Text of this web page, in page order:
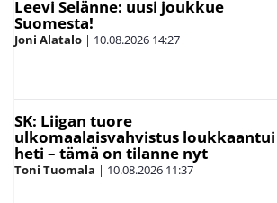
Leevi Selänne: uusi joukkue
Suomesta!
Joni Alatalo | 10.08.2026 14:27
SK: Liigan tuore
ulkomaalaisvahvistus loukkaantui
heti – tämä on tilanne nyt
Toni Tuomala | 10.08.2026 11:37